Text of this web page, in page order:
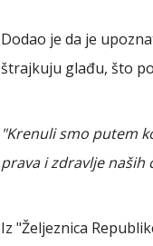
Dodao je da je
štrajkuju glađu, što
"Krenuli smo putem
prava i zdravlje naših
Iz "Željeznica